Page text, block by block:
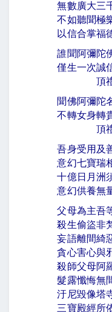
無數廣大三
不如聽聞極
以信合掌福
誰聞阿彌陀
僅生一次誠
頂
聞佛阿彌陀
不轉女身轉
頂
吾身受用及
意幻七寶瑞
十億日月洲
意幻供養無
父母為主吾
殺生偷盜非
妄語離間綺
貪心害心與
殺師父母阿
髮露懺悔無
汙尼毀像塔
三寶殿經所